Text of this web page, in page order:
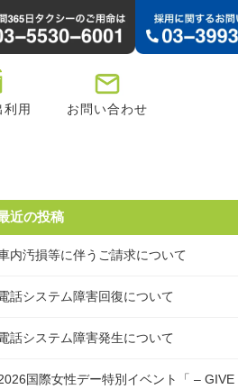
利用 お問い合わせ
近の投稿
内汚損等に伴うご請求について
話システム障害回復について
話システム障害発生について
国際女性デー特別イベント「 – GIVE